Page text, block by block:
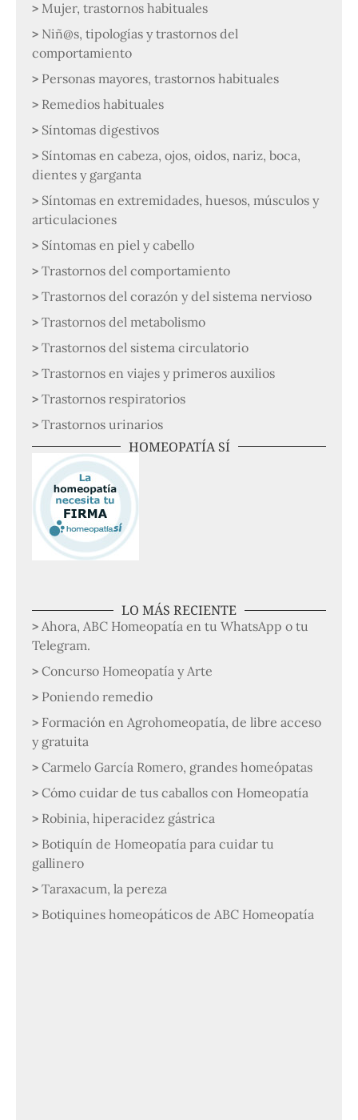
Mujer, trastornos habituales
Niñ@s, tipologías y trastornos del
comportamiento
Personas mayores, trastornos habituales
Remedios habituales
Síntomas digestivos
Síntomas en cabeza, ojos, oidos, nariz, boca,
dientes y garganta
Síntomas en extremidades, huesos, músculos y
articulaciones
Síntomas en piel y cabello
Trastornos del comportamiento
Trastornos del corazón y del sistema nervioso
Trastornos del metabolismo
Trastornos del sistema circulatorio
Trastornos en viajes y primeros auxilios
Trastornos respiratorios
Trastornos urinarios
HOMEOPATÍA SÍ
LO MÁS RECIENTE
Ahora, ABC Homeopatía en tu WhatsApp o tu
Telegram.
Concurso Homeopatía y Arte
Poniendo remedio
Formación en Agrohomeopatía, de libre acceso
y gratuita
Carmelo García Romero, grandes homeópatas
Cómo cuidar de tus caballos con Homeopatía
Robinia, hiperacidez gástrica
Botiquín de Homeopatía para cuidar tu
gallinero
Taraxacum, la pereza
Botiquines homeopáticos de ABC Homeopatía